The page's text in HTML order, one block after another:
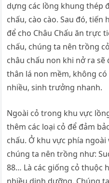
dựng các lồng khung thép
chấu, cào cào. Sau đó,
để cho Châu Chấu ăn trực
chấu, chúng ta nên trồng
châu chấu non khi nở ra sẽ
thân lá non mềm, không
nhiều, sinh trưởng nhanh.
Ngoài cỏ trong khu vực
thêm các loại cỏ để đảm
chấu. Ở khu vực phía
chúng ta nên trồng như:
88… Là các giống cỏ thuộc